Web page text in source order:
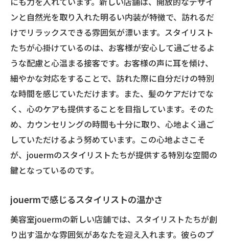
ンと自然光を取り入れた明るい内装が特徴で、訪れるだ
けでリラックスできる雰囲気が漂います。スタイリスト
たちが心掛けているのは、お客様が安心して過ごせるよ
うな配慮と心温まる接客です。お客様の声に耳を傾け、
細やかな対応をすることで、訪れた際に自分だけの特別
な時間を感じていただけます。また、髪のケアだけでな
く、心のケアも提供することを目指しています。そのた
め、カウンセリングの時間も十分に取り、心地よく過ご
していただけるよう努めています。この心地よさこそ
が、jouermのスタイリストたちが提供する特別な空間の
鍵となっているのです。
jouermで感じるスタイリストの温かさ
美容室jouermの新しい店舗では、スタイリストたちが創
り出す温かな雰囲気があなたを迎え入れます。彼らのプ